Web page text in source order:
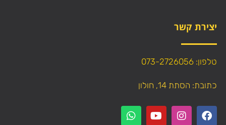
יצירת קשר
טלפון: 073-2726056
כתובת: הסתת 14, חולון